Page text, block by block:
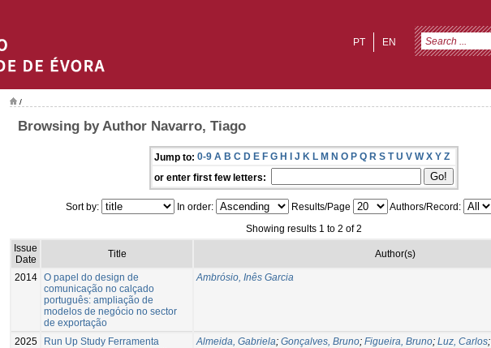
EN
PT
/
Browsing by Author Navarro, Tiago
Jump to: 0-9 A B C D E F G H I J K L M N O P Q R S T U V W X Y Z
or enter first few letters:
Sort by: In order: Results/Page
Authors/Record:
Showing results 1 to 2 of 2
Issue
Date
Title Author(s)
2014 O papel do design de
comunicação no calçado
português: ampliação de
modelos de negócio no sector
de exportação
Ambrósio, Inês Garcia
2025
Run Up Study Ferramenta
Almeida, Gabriela; Gonçalves, Bruno; Figueira, Bruno; Luz, Carlos;